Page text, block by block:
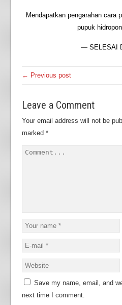
Mendapatkan pengarahan cara
pupuk
— SELESAI
← Previous post
Leave a Comment
Your email address will not be
marked *
Save my name, email, and
next time I comment.